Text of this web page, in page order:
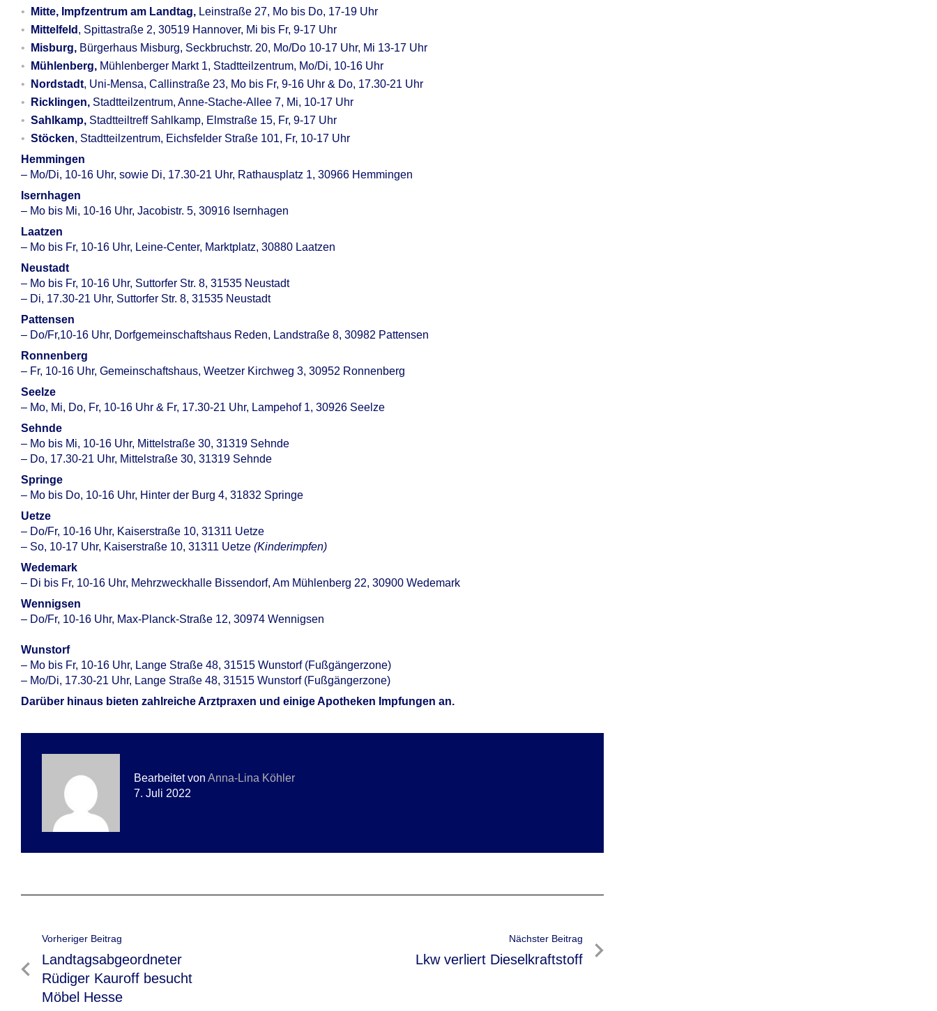
Mitte, Impfzentrum am Landtag, Leinstraße 27, Mo bis Do, 17-19 Uhr
Mittelfeld , Spittastraße 2, 30519 Hannover, Mi bis Fr, 9-17 Uhr
Misburg, Bürgerhaus Misburg, Seckbruchstr. 20, Mo/Do 10-17 Uhr, Mi 13-17 Uhr
Mühlenberg, Mühlenberger Markt 1, Stadtteilzentrum, Mo/Di, 10-16 Uhr
Nordstadt, Uni-Mensa, Callinstraße 23, Mo bis Fr, 9-16 Uhr & Do, 17.30-21 Uhr
Ricklingen, Stadtteilzentrum, Anne-Stache-Allee 7, Mi, 10-17 Uhr
Sahlkamp, Stadtteiltreff Sahlkamp, Elmstraße 15, Fr, 9-17 Uhr
Stöcken, Stadtteilzentrum, Eichsfelder Straße 101, Fr, 10-17 Uhr
Hemmingen
– Mo/Di, 10-16 Uhr, sowie Di, 17.30-21 Uhr, Rathausplatz 1, 30966 Hemmingen
Isernhagen
– Mo bis Mi, 10-16 Uhr, Jacobistr. 5, 30916 Isernhagen
Laatzen
– Mo bis Fr, 10-16 Uhr, Leine-Center, Marktplatz, 30880 Laatzen
Neustadt
– Mo bis Fr, 10-16 Uhr, Suttorfer Str. 8, 31535 Neustadt
– Di, 17.30-21 Uhr, Suttorfer Str. 8, 31535 Neustadt
Pattensen
– Do/Fr,10-16 Uhr, Dorfgemeinschaftshaus Reden, Landstraße 8, 30982 Pattensen
Ronnenberg
– Fr, 10-16 Uhr, Gemeinschaftshaus, Weetzer Kirchweg 3, 30952 Ronnenberg
Seelze
– Mo, Mi, Do, Fr, 10-16 Uhr & Fr, 17.30-21 Uhr, Lampehof 1, 30926 Seelze
Sehnde
– Mo bis Mi, 10-16 Uhr, Mittelstraße 30, 31319 Sehnde
– Do, 17.30-21 Uhr, Mittelstraße 30, 31319 Sehnde
Springe
– Mo bis Do, 10-16 Uhr, Hinter der Burg 4, 31832 Springe
Uetze
– Do/Fr, 10-16 Uhr, Kaiserstraße 10, 31311 Uetze
– So, 10-17 Uhr, Kaiserstraße 10, 31311 Uetze (Kinderimpfen)
Wedemark
– Di bis Fr, 10-16 Uhr, Mehrzweckhalle Bissendorf, Am Mühlenberg 22, 30900 Wedemark
Wennigsen
– Do/Fr, 10-16 Uhr, Max-Planck-Straße 12, 30974 Wennigsen
Wunstorf
– Mo bis Fr, 10-16 Uhr, Lange Straße 48, 31515 Wunstorf (Fußgängerzone)
– Mo/Di, 17.30-21 Uhr, Lange Straße 48, 31515 Wunstorf (Fußgängerzone)
Darüber hinaus bieten zahlreiche Arztpraxen und einige Apotheken Impfungen an.
Bearbeitet von Anna-Lina Köhler
7. Juli 2022
Beitragsnavigation
Vorheriger Beitrag
Vorheriger
Beitrag
Landtagsabgeordneter
Rüdiger Kauroff besucht
Möbel Hesse
Nächster Beitrag
Nächster
Lkw verliert Dieselkraftstoff